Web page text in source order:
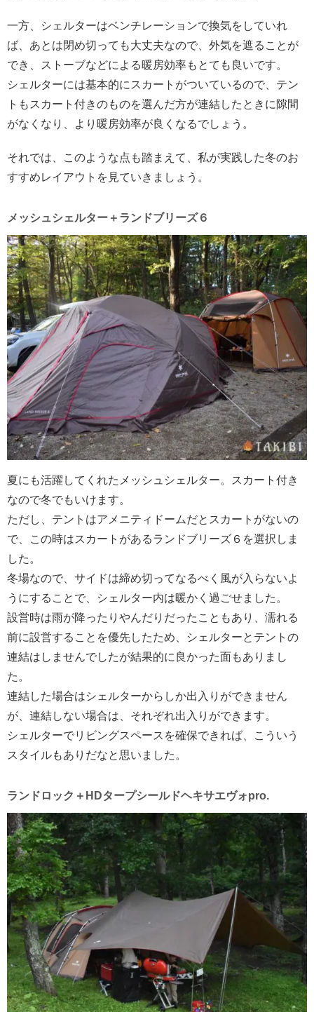
一方、シェルターはベンチレーションで換気をしていれ
ば、あとは閉め切っても大丈夫なので、外気を遮ることが
でき、ストーブなどによる暖房効率もとても良いです。
シェルターには基本的にスカートがついているので、テン
トもスカート付きのものを選んだ方が連結したときに隙間
がなくなり、より暖房効率が良くなるでしょう。
それでは、このような点も踏まえて、私が実践した冬のお
すすめレイアウトを見ていきましょう。
メッシュシェルター＋ランドブリーズ６
夏にも活躍してくれたメッシュシェルター。スカート付き
なので冬でもいけます。
ただし、テントはアメニティドームだとスカートがないの
で、この時はスカートがあるランドブリーズ６を選択しま
した。
冬場なので、サイドは締め切ってなるべく風が入らないよ
うにすることで、シェルター内は暖かく過ごせました。
設営時は雨が降ったりやんだりだったこともあり、濡れる
前に設営することを優先したため、シェルターとテントの
連結はしませんでしたが結果的に良かった面もありまし
た。
連結した場合はシェルターからしか出入りができません
が、連結しない場合は、それぞれ出入りができます。
シェルターでリビングスペースを確保できれば、こういう
スタイルもありだなと思いました。
ランドロック＋HDタープシールドヘキサエヴォpro.